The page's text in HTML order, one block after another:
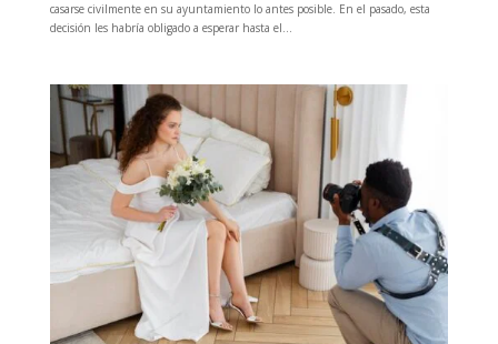
casarse civilmente en su ayuntamiento lo antes posible. En el pasado, esta
decisión les habría obligado a esperar hasta el...